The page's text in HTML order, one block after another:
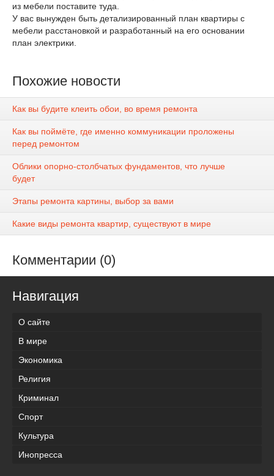
из мебели поставите туда.
У вас вынужден быть детализированный план квартиры с
мебели расстановкой и разработанный на его основании
план электрики.
Похожие новости
Как вы будите клеить обои, во время ремонта
Как вы поймёте, где именно коммуникации проложены
перед ремонтом
Облики опорно-столбчатых фундаментов, что лучше
будет
Этапы ремонта картины, выбор за вами
Какие виды ремонта квартир, существуют в мире
Комментарии (0)
Навигация
О сайте
В мире
Экономика
Религия
Криминал
Спорт
Культура
Инопресса